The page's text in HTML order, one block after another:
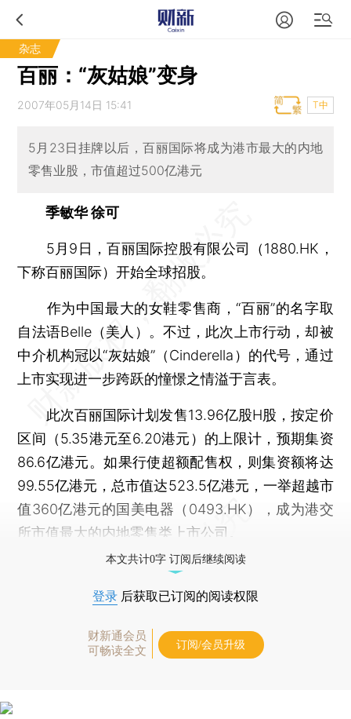
杂志
百丽：“灰姑娘”变身
2007年05月14日 15:41 T中
5月23日挂牌以后，百丽国际将成为港市最大的内地
零售业股，市值超过500亿港元
季敏华 徐可
5月9日，百丽国际控股有限公司（1880.HK，
下称百丽国际）开始全球招股。
作为中国最大的女鞋零售商，“百丽”的名字取
自法语Belle（美人）。不过，此次上市行动，却被
中介机构冠以“灰姑娘”（Cinderella）的代号，通过
上市实现进一步跨跃的憧憬之情溢于言表。
此次百丽国际计划发售13.96亿股H股，按定价
区间（5.35港元至6.20港元）的上限计，预期集资
86.6亿港元。如果行使超额配售权，则集资额将达
99.55亿港元，总市值达523.5亿港元，一举超越市
值360亿港元的国美电器（0493.HK），成为港交
所市值最大的内地零售类上市公司。
本文共计0字 订阅后继续阅读
登录 后获取已订阅的阅读权限
财新通会员
可畅读全文
订阅/会员升级